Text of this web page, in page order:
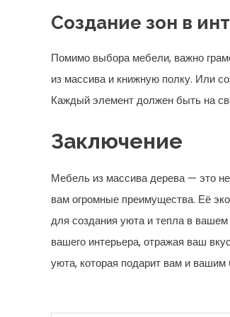
Создание зон в
Помимо выбора мебели, важно
из массива и книжную полку. Или
Каждый элемент должен быть на
Заключение
Мебель из массива дерева — это
вам огромные преимущества. Её
для создания уюта и тепла в
вашего интерьера, отражая ваш
уюта, которая подарит вам и